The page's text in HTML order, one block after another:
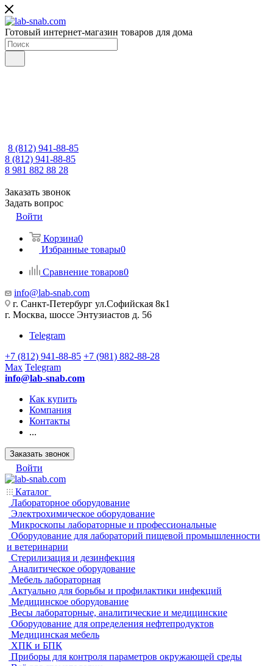
Готовый интернет-магазин товаров для дома
8 (812) 941-88-85
8 (812) 941-88-85
8 981 882 88 28
Заказать звонок
Задать вопрос
Войти
Корзина0
Избранные товары0
Сравнение товаров0
info@lab-snab.com
г. Санкт-Петербург ул.Софийская 8к1
г. Москва, шоссе Энтузиастов д. 56
Telegram
+7 (812) 941-88-85 +7 (981) 882-88-28
Max Telegram
info@lab-snab.com
Как купить
Компания
Контакты
...
Заказать звонок
Войти
Каталог
Лабораторное оборудование
Электрохимическое оборудование
Микроскопы лабораторные и профессиональные
Оборудование для лабораторий пищевой промышленности
и ветеринарии
Стерилизация и дезинфекция
Аналитическое оборудование
Мебель лабораторная
Актуально для борьбы и профилактики инфекций
Медицинское оборудование
Весы лабораторные, аналитические и медицинские
Оборудование для определения нефтепродуктов
Медицинская мебель
ХПК и БПК
Приборы для контроля параметров окружающей среды